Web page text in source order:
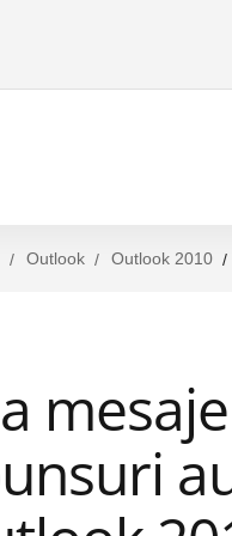
Outlook Outlook 2010